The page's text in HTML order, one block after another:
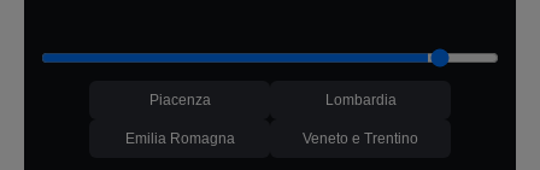
Piacenza Lombardia
Emilia Romagna Veneto e Trentino